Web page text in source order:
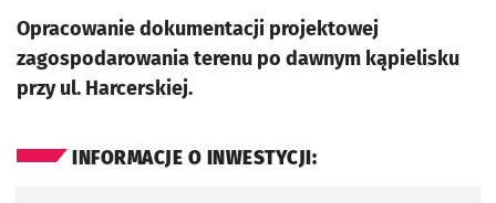
Opracowanie dokumentacji projektowej
zagospodarowania terenu po dawnym kąpielisku
przy ul. Harcerskiej.
INFORMACJE O INWESTYCJI: